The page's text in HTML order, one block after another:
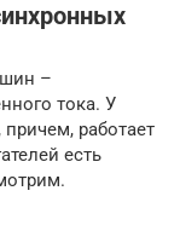
–
тока. У
работает
есть